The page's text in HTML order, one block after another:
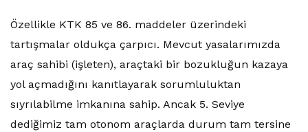
Özellikle KTK 85 ve 86. maddeler üzerindeki
tartışmalar oldukça çarpıcı. Mevcut yasalarımızda
araç sahibi (işleten), araçtaki bir bozukluğun kazaya
yol açmadığını kanıtlayarak sorumluluktan
sıyrılabilme imkanına sahip. Ancak 5. Seviye
dediğimiz tam otonom araçlarda durum tam tersine